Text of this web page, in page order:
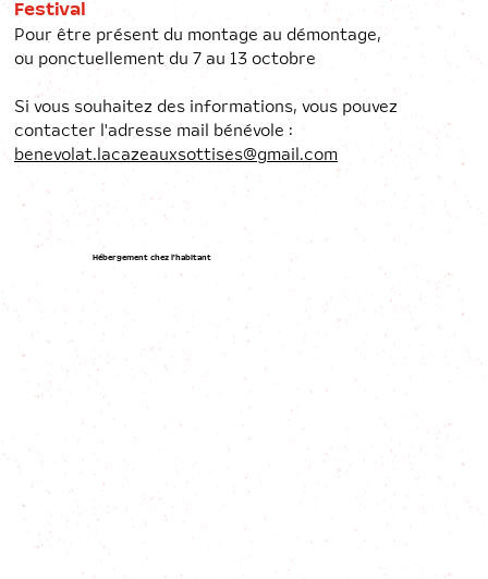
Hébergement chez l'habitant
Festival
Pour être présent du montage au démontage,
ou ponctuellement du 7 au 13 octobre
Si vous souhaitez des informations, vous pouvez
contacter l'adresse mail bénévole :
benevolat.lacazeauxsottises@gmail.com